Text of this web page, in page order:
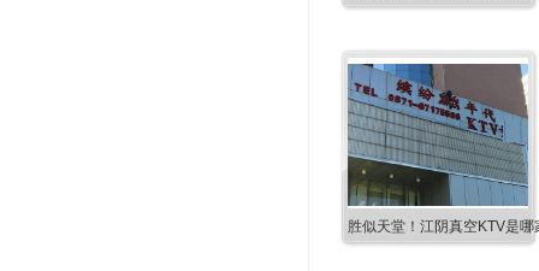
胜似天堂！江阴真空KTV是